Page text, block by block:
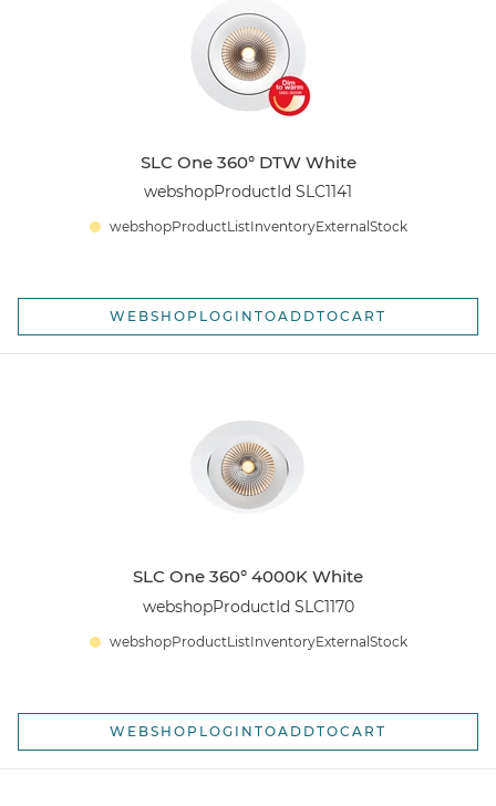
SLC One 360° DTW White
webshopProductId SLC1141
webshopProductListInventoryExternalStock
WEBSHOPLOGINTOADDTOCART
SLC One 360° 4000K White
webshopProductId SLC1170
webshopProductListInventoryExternalStock
WEBSHOPLOGINTOADDTOCART